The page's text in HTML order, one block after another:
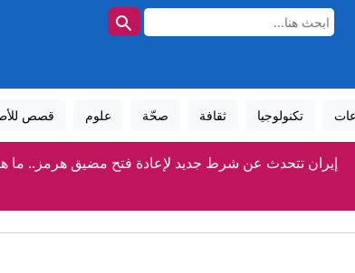
تكنولوجيا ثقافة صحّة علوم قصص
إيران تتحدث عن شرط جديد لإعادة فتح مضيق هرمز.. ما
بزشكيان: أفشلنا خطة لإدخال العدو قوات برية إلى إيران